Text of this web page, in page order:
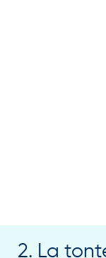
2. La